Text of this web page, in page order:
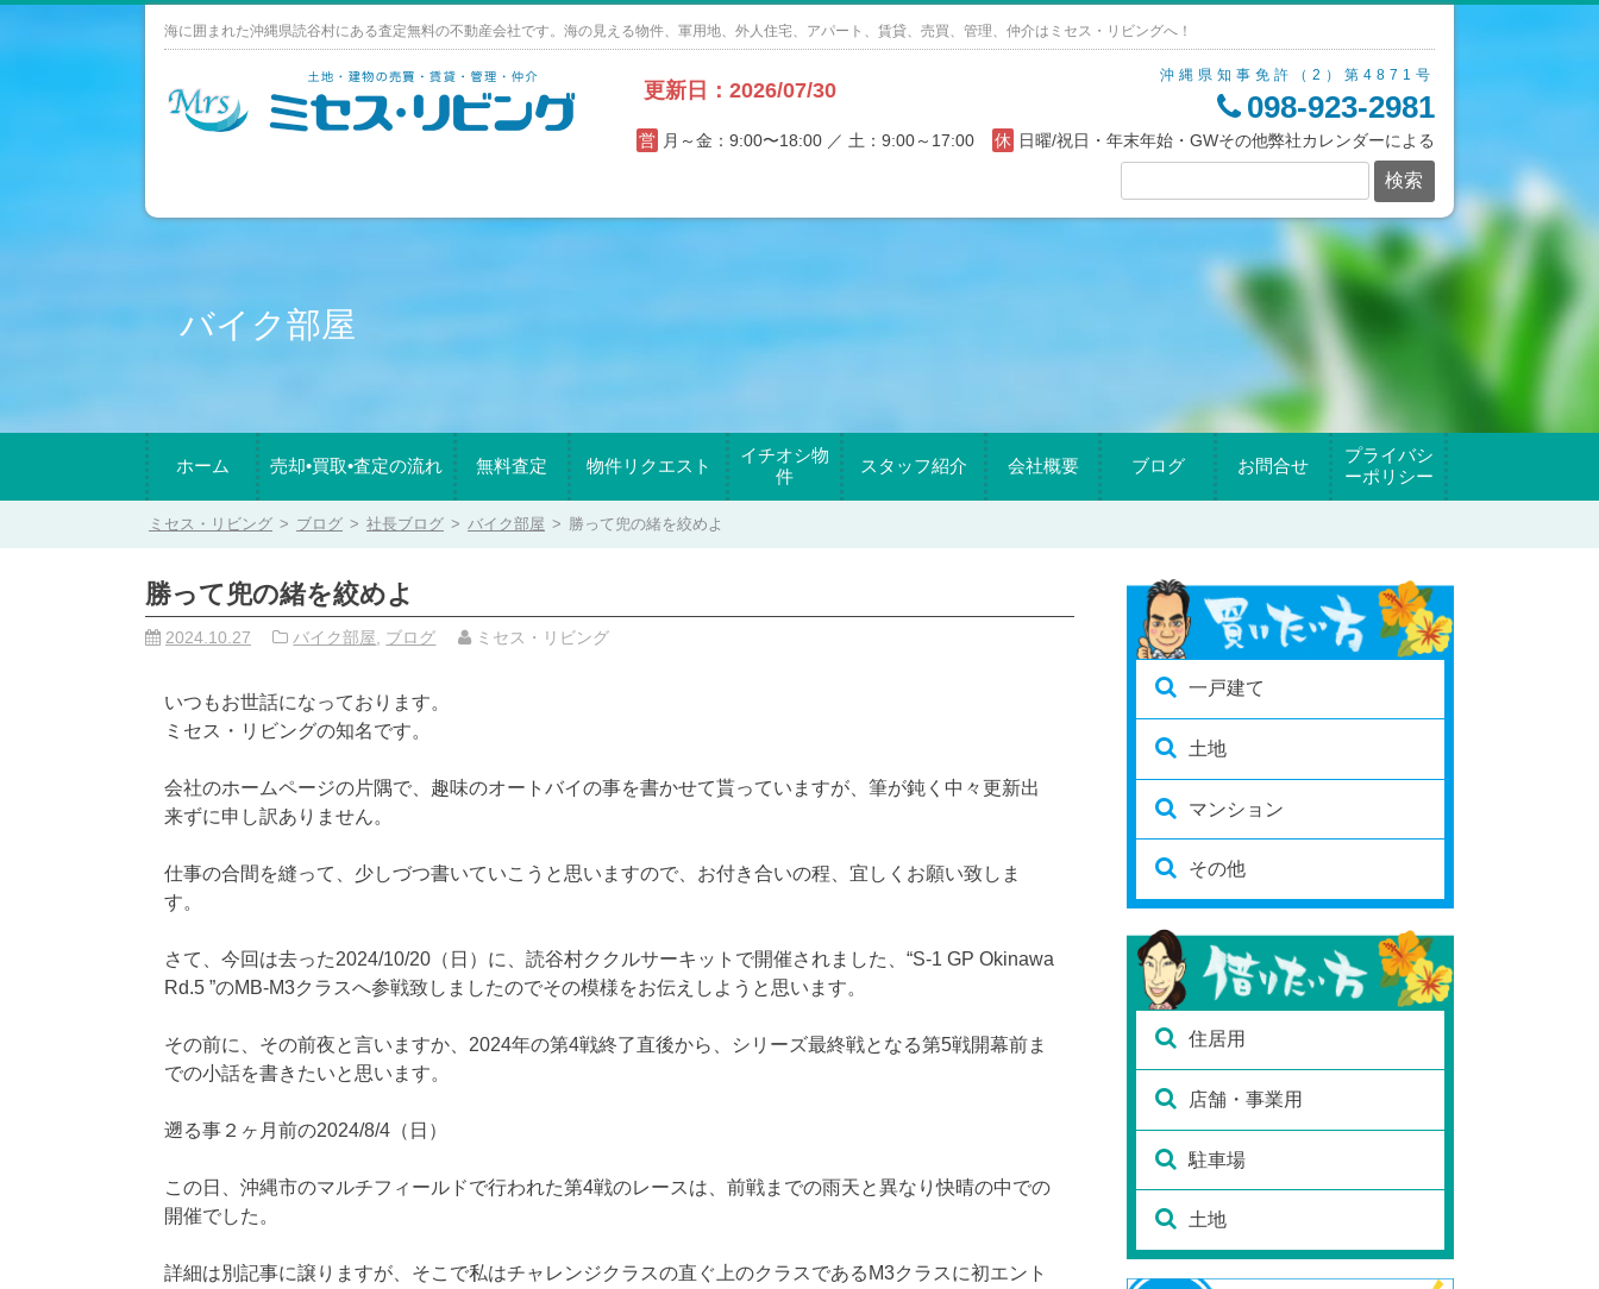
海に囲まれた沖縄県読谷村にある査定無料の不動産会社です。海の見える物件、軍用地、外人住宅、アパート、賃貸、売買、管理、仲介はミセス・リビングへ！
更新日：2026/07/30
沖縄県知事免許（2）第4871号
098-923-2981
営 月～金：9:00〜18:00 ／ 土：9:00～17:00 休 日曜/祝日・年末年始・GWその他弊社カレンダーによる
バイク部屋
ホーム 売却•買取•査定の流れ 無料査定 物件リクエスト
イチオシ物
件
スタッフ紹介 会社概要 ブログ お問合せ
プライバシ
ーポリシー
ミセス・リビング > ブログ > 社長ブログ > バイク部屋 > 勝って兜の緒を絞めよ
勝って兜の緒を絞めよ
2024.10.27 バイク部屋, ブログ ミセス・リビング
いつもお世話になっております。
ミセス・リビングの知名です。
会社のホームページの片隅で、趣味のオートバイの事を書かせて貰っていますが、筆が鈍く中々更新出
来ずに申し訳ありません。
仕事の合間を縫って、少しづつ書いていこうと思いますので、お付き合いの程、宜しくお願い致しま
す。
さて、今回は去った2024/10/20（日）に、読谷村ククルサーキットで開催されました、“S-1 GP Okinawa
Rd.5 ”のMB-M3クラスへ参戦致しましたのでその模様をお伝えしようと思います。
その前に、その前夜と言いますか、2024年の第4戦終了直後から、シリーズ最終戦となる第5戦開幕前ま
での小話を書きたいと思います。
遡る事２ヶ月前の2024/8/4（日）
この日、沖縄市のマルチフィールドで行われた第4戦のレースは、前戦までの雨天と異なり快晴の中での
開催でした。
詳細は別記事に譲りますが、そこで私はチャレンジクラスの直ぐ上のクラスであるM3クラスに初エント
一戸建て
土地
マンション
その他
住居用
店舗・事業用
駐車場
土地